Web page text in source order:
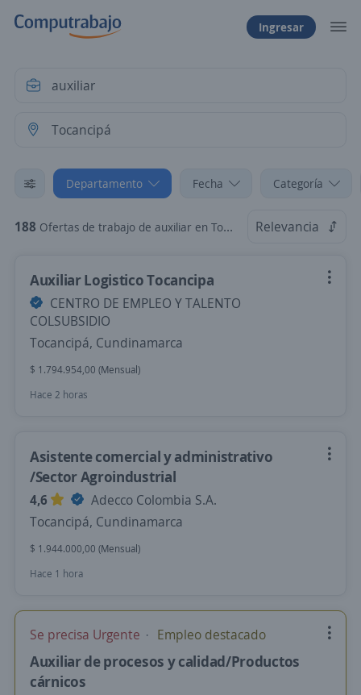
Ingresar
Departamento Fecha Categoría
188 Ofertas de trabajo de auxiliar en Tocancipá, Cundinamarca Relevancia
Auxiliar Logistico Tocancipa
CENTRO DE EMPLEO Y TALENTO
COLSUBSIDIO
Tocancipá, Cundinamarca
$ 1.794.954,00 (Mensual)
Hace 2 horas
Asistente comercial y administrativo
/Sector Agroindustrial
4,6
Adecco Colombia S.A.
Tocancipá, Cundinamarca
$ 1.944.000,00 (Mensual)
Hace 1 hora
Se precisa Urgente Empleo destacado
Auxiliar de procesos y calidad/Productos
cárnicos